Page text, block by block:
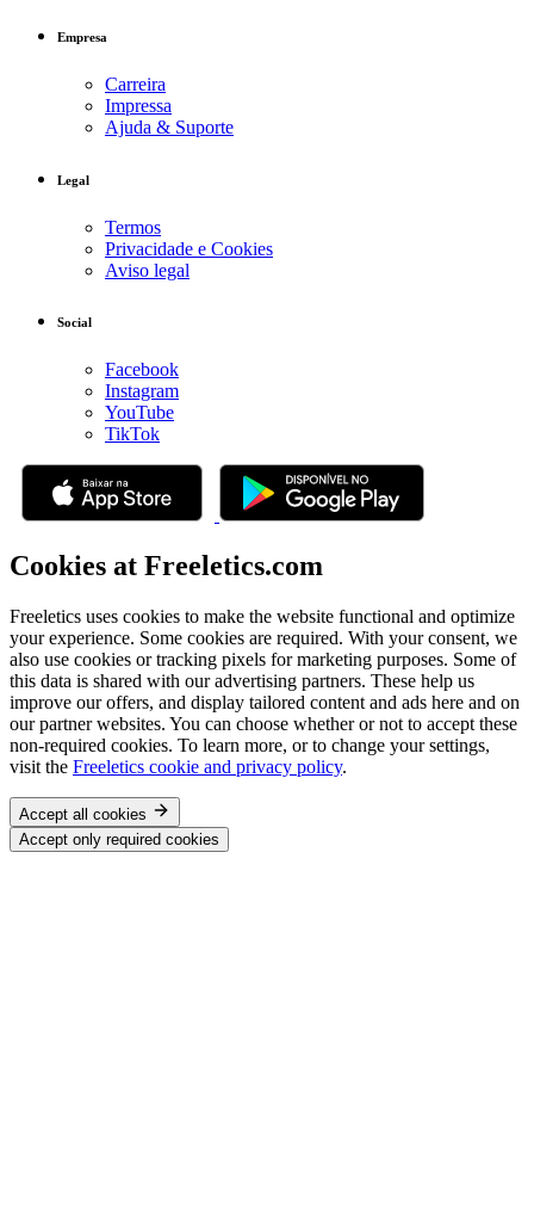
Empresa
Carreira
Impressa
Ajuda & Suporte
Legal
Termos
Privacidade e Cookies
Aviso legal
Social
Facebook
Instagram
YouTube
TikTok
Cookies at Freeletics.com
Freeletics uses cookies to make the website functional and optimize
your experience. Some cookies are required. With your consent, we
also use cookies or tracking pixels for marketing purposes. Some of
this data is shared with our advertising partners. These help us
improve our offers, and display tailored content and ads here and on
our partner websites. You can choose whether or not to accept these
non-required cookies. To learn more, or to change your settings,
visit the Freeletics cookie and privacy policy.
Accept all cookies
Accept only required cookies